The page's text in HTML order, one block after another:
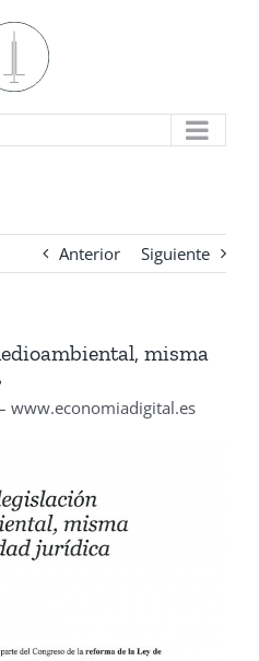
Anterior Siguiente
misma
www.economiadigital.es